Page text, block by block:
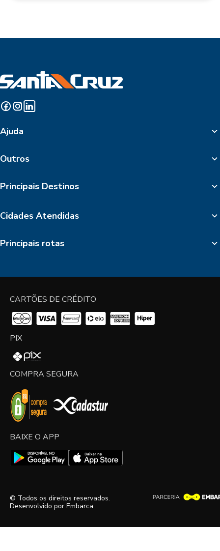
Ajuda
Outros
Principais Destinos
Cidades Atendidas
Principais rotas
CARTÕES DE CRÉDITO
PIX
COMPRA SEGURA
BAIXE O APP
© Todos os direitos reservados.
Desenvolvido por Embarca